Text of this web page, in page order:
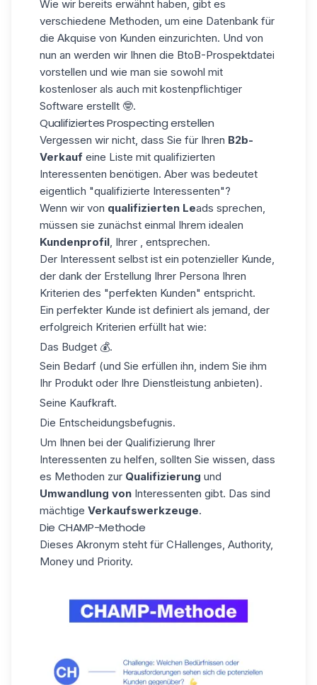
Wie wir bereits erwähnt haben, gibt es
verschiedene Methoden, um eine Datenbank für
die Akquise von Kunden einzurichten. Und von
nun an werden wir Ihnen die BtoB-Prospektdatei
vorstellen und wie man sie sowohl mit
kostenloser als auch mit kostenpflichtiger
Software erstellt 🤓.
Qualifiziertes Prospecting erstellen
Vergessen wir nicht, dass Sie für Ihren B2b-
Verkauf eine Liste mit qualifizierten
Interessenten benötigen. Aber was bedeutet
eigentlich "qualifizierte Interessenten"?
Wenn wir von qualifizierten Leads sprechen,
müssen sie zunächst einmal Ihrem idealen
Kundenprofil , Ihrer , entsprechen.
Der Interessent selbst ist ein potenzieller Kunde,
der dank der Erstellung Ihrer Persona Ihren
Kriterien des "perfekten Kunden" entspricht.
Ein perfekter Kunde ist definiert als jemand, der
erfolgreich Kriterien erfüllt hat wie:
Das Budget 💰.
Sein Bedarf (und Sie erfüllen ihn, indem Sie ihm
Ihr Produkt oder Ihre Dienstleistung anbieten).
Seine Kaufkraft.
Die Entscheidungsbefugnis.
Um Ihnen bei der Qualifizierung Ihrer
Interessenten zu helfen, sollten Sie wissen, dass
es Methoden zur Qualifizierung und
Umwandlung von Interessenten gibt. Das sind
mächtige Verkaufswerkzeuge.
Die CHAMP-Methode
Dieses Akronym steht für CHallenges, Authority,
Money und Priority.